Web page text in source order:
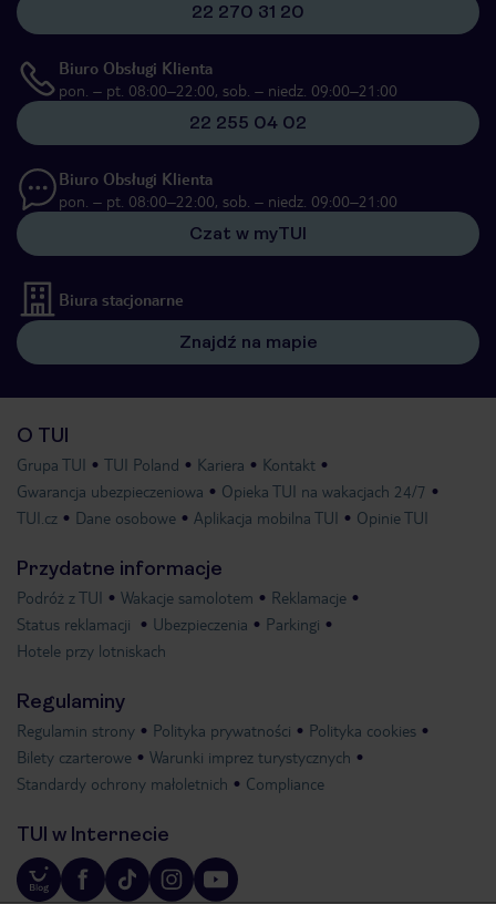
22 270 31 20
Biuro Obsługi Klienta
pon. – pt. 08:00–22:00, sob. – niedz. 09:00–21:00
22 255 04 02
Biuro Obsługi Klienta
pon. – pt. 08:00–22:00, sob. – niedz. 09:00–21:00
Czat w myTUI
Biura stacjonarne
Znajdź na mapie
O TUI
Grupa TUI TUI Poland Kariera
Kontakt
Gwarancja ubezpieczeniowa
Opieka TUI na wakacjach 24/7
TUI.cz
Dane osobowe Aplikacja mobilna TUI Opinie TUI
Przydatne informacje
Podróż z TUI Wakacje samolotem
Reklamacje
Status reklamacji
Ubezpieczenia
Parkingi
Hotele przy lotniskach
Regulaminy
Regulamin strony Polityka prywatności
Polityka cookies
Bilety czarterowe
Warunki imprez turystycznych
Standardy ochrony małoletnich
Compliance
TUI w Internecie